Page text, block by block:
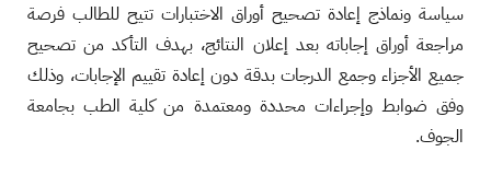
سياسة ونماذج إعادة تصحيح أوراق الاختبارات تتيح للطالب فرصة
مراجعة أوراق إجاباته بعد إعلان النتائج، بهدف التأكد من تصحيح
جميع الأجزاء وجمع الدرجات بدقة دون إعادة تقييم الإجابات، وذلك
وفق ضوابط وإجراءات محددة ومعتمدة من كلية الطب بجامعة
الجوف.